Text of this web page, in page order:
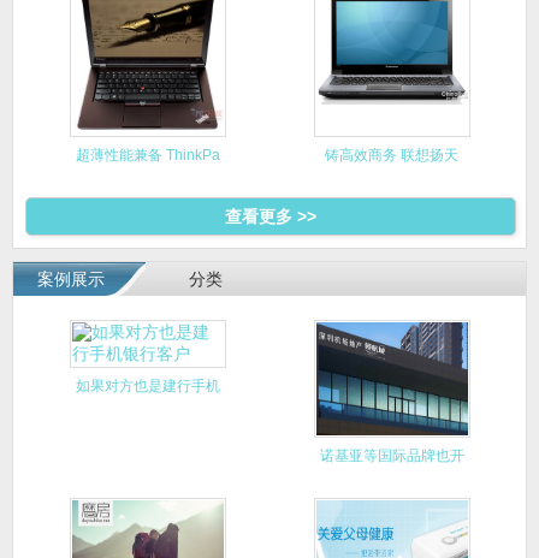
超薄性能兼备 ThinkPa 铸高效商务 联想扬天
查看更多 >>
案例展示 分类
如果对方也是建行手机
诺基亚等国际品牌也开